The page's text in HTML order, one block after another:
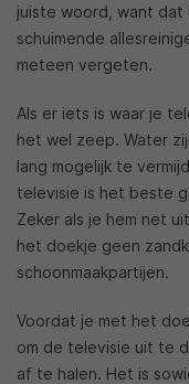
juiste woord, want dat
schuimende
meteen vergeten.
Als er iets is waar je
het wel zeep. Water
lang mogelijk te
televisie is het beste
Zeker als je hem net
het doekje geen
schoonmaakpartijen.
Voordat je met het
om de televisie uit te
af te halen. Het is